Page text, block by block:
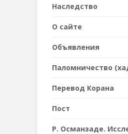
Наследствo
О сайте
Объявления
Паломничество
Перевод Корана
Пост
Р. Османзаде.